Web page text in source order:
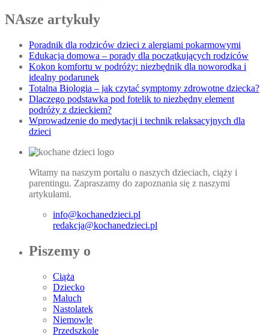
NAsze artykuły
Poradnik dla rodziców dzieci z alergiami pokarmowymi
Edukacja domowa – porady dla początkujących rodziców
Kokon komfortu w podróży: niezbędnik dla noworodka i
idealny podarunek
Totalna Biologia – jak czytać symptomy zdrowotne dziecka?
Dlaczego podstawka pod fotelik to niezbędny element
podróży z dzieckiem?
Wprowadzenie do medytacji i technik relaksacyjnych dla
dzieci
Witamy na naszym portalu o naszych dzieciach, ciąży i
parentingu. Zapraszamy do zapoznania się z naszymi
artykułami.
info@kochanedzieci.pl
redakcja@kochanedzieci.pl
Piszemy o
Ciąża
Dziecko
Maluch
Nastolatek
Niemowle
Przedszkole